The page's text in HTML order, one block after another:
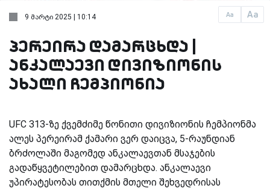
Aa Aa
9 მარტი 2025 | 10:14
პერეირა დამარცხდა |
ანკალაევი დივიზიონის
ახალი ჩემპიონია
UFC 313-ზე ქვემძიმე წონითი დივიზიონის ჩემპიონმა
ალეს პერეირამ ქამარი ვერ დაიცვა, 5-რაუნდიან
ბრძოლაში მაგომედ ანკალაევთან მსაჯების
გადაწყვეტილებით დამარცხდა. ანკალაევი
უპირატესობას თითქმის მთელი შეხვედრისას